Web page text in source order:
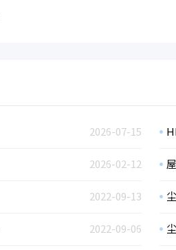
2026-07-15
2026-02-12
2022-09-13
2022-09-06